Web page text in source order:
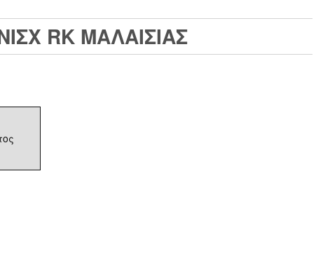
RK ΜΑΛΑΙΣΙΑΣ